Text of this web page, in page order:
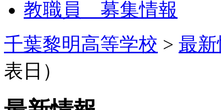
教職員 募集情報
千葉黎明高等学校 > 最
表日）